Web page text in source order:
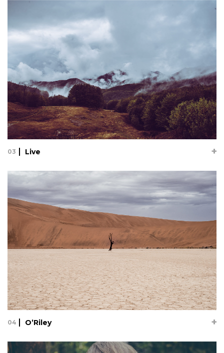
The Red Sun Shines From The
Skyscraper Roof
Lorem ipsum dolor sit amet, consectetur adipisicing elit, sed
do eiusmod tempor incididunt ut labore et dolore magna
aliqua. Ut enim ad minim veniam, quis nostrud exercitation
ullamco laboris nisi ut aliquip ex ea commodo consequat.
Duis au...
See full project
03 Live
06.12.17
Lorem ipsum dolor sit amet, consectetur adipisicing elit, sed
do eiusmod tempor incididunt ut labore et dolore magna
aliqua. Ut enim ad minim veniam, quis nostrud exercitation
ullamco laboris nisi ut aliquip ex ea commodo consequat.
Duis au...
See full project
04 O’Riley